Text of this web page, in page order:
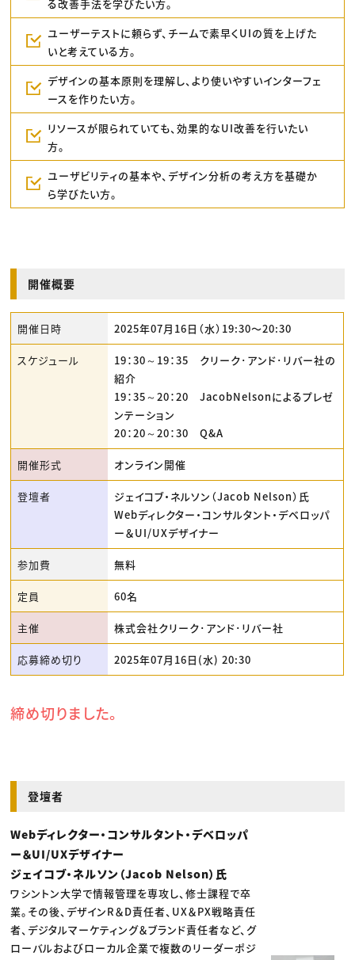
る改善手法を学びたい方。
ユーザーテストに頼らず、チームで素早くUIの質を上げた
いと考えている方。
デザインの基本原則を理解し、より使いやすいインターフェ
ースを作りたい方。
リソースが限られていても、効果的なUI改善を行いたい
方。
ユーザビリティの基本や、デザイン分析の考え方を基礎か
ら学びたい方。
開催概要
開催日時 2025年07月16日（水）19:30〜20:30
スケジュール
19：30～19：35 クリーク･アンド･リバー社の
紹介
19：35～20：20 JacobNelsonによるプレゼ
ンテーション
20：20～20：30 Q&A
開催形式 オンライン開催
登壇者
ジェイコブ・ネルソン（Jacob Nelson）氏
Webディレクター・コンサルタント・デベロッパ
ー＆UI/UXデザイナー
参加費 無料
定員 60名
主催 株式会社クリーク･アンド･リバー社
応募締め切り 2025年07月16日(水) 20:30
締め切りました。
登壇者
Webディレクター・コンサルタント・デベロッパ
ー＆UI/UXデザイナー
ジェイコブ・ネルソン（Jacob Nelson）氏
ワシントン大学で情報管理を専攻し、修士課程で卒
業。その後、デザインR＆D責任者、UX＆PX戦略責任
者、デジタルマーケティング＆ブランド責任者など、グ
ローバルおよびローカル企業で複数のリーダーポジ